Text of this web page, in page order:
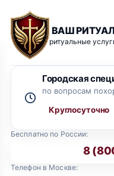
ВАШ РИТУАЛ
ритуальные
Бесплатно по России:
8
Телефон в Москве:
Городская
по вопросам
Круглосуточно